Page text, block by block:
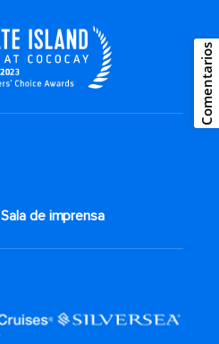
Sala de imprensa
Comentarios